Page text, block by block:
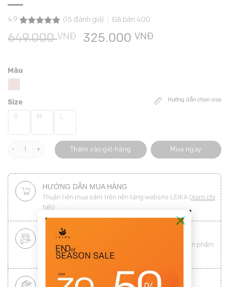
×
4.9
4.9
trên 5
dựa trên
15
(15 đánh giá) Đã bán 400
649.000VNĐ
Giá
325.000 VNĐ
Hướng dẫn chọn size
Màu
Size
S M L
Áo kiểu DT gấu chéo bong tay số lượng
Thêm vào giỏ hàng Mua ngay
HƯỚNG DẪN MUA HÀNG
Thuận tiện mua sắm trên nền tảng website LEIKA (Xem chi
tiết)
CHÍNH SÁCH KHÁCH HÀNG THÂN THIẾT
Mang tới cho khách hàng sự
toàn vẹn từ sản phẩm
đến dịch vụ (Xem chi tiết
ĐỔI HÀNG NHANH CHÓNG